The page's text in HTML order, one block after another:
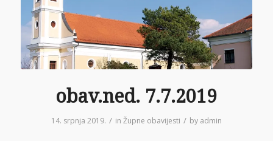
obav.ned. 7.7.2019
14. srpnja 2019. / in Župne obavijesti / by admin